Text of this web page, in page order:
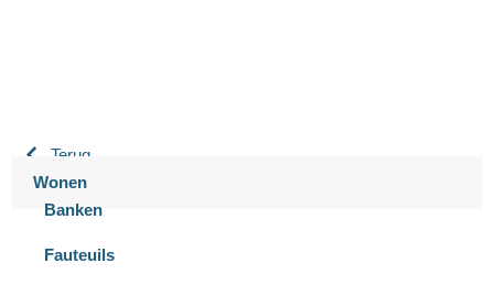
Terug
Wonen
Banken
Fauteuils